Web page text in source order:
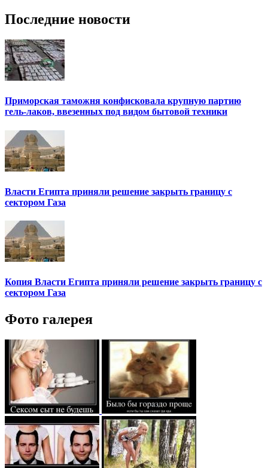
Последние новости
Приморская таможня конфисковала крупную партию
гель-лаков, ввезенных под видом бытовой техники
Власти Египта приняли решение закрыть границу с
сектором Газа
Копия Власти Египта приняли решение закрыть границу с
сектором Газа
Фото галерея